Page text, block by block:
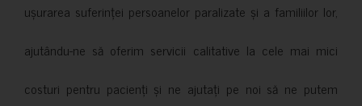
ușurarea suferinței persoanelor paralizate și a familiilor lor,
ajutându-ne să oferim servicii calitative la cele mai mici
costuri pentru pacienți și ne ajutați pe noi să ne putem